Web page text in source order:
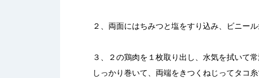
２、両面にはちみつと塩をすり込み、ビニー
３、２の鶏肉を１枚取り出し、水気を拭いて
しっかり巻いて、両端をきつくねじってタコ